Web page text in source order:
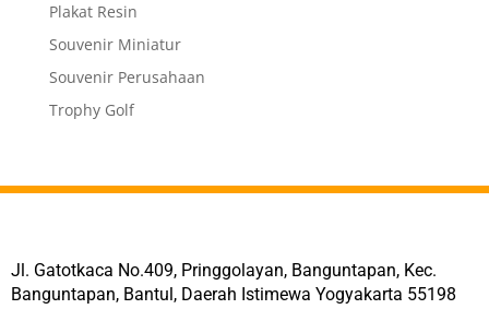
Plakat Resin
Souvenir Miniatur
Souvenir Perusahaan
Trophy Golf
Jl. Gatotkaca No.409, Pringgolayan, Banguntapan, Kec.
Banguntapan, Bantul, Daerah Istimewa Yogyakarta 55198